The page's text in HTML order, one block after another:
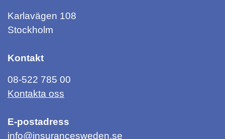
Karlavägen 108
Stockholm
Kontakt
08-522 785 00
Kontakta oss
E-postadress
info@insurancesweden.se